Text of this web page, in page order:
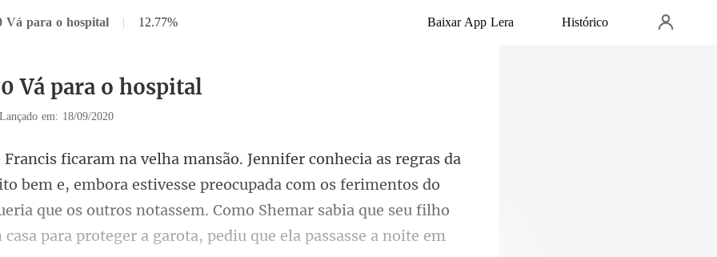
Vá para o hospital | 12.77% Baixar App Lera Histórico
Vá para o hospital
Lançado em: 18/09/2020
ora estivesse preocupada com os ferimentos do
que os outros notassem. Como Shemar sabi